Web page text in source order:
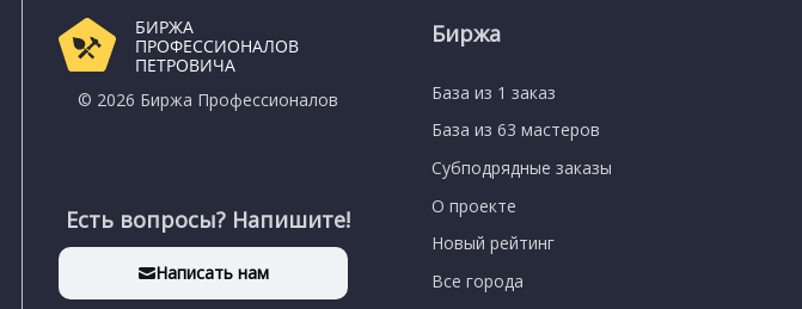
БИРЖА
ПРОФЕССИОНАЛОВ
ПЕТРОВИЧА
© 2026 Биржа Профессионалов
Есть вопросы? Напишите!
Написать нам
Биржа
База из 1 заказ
База из 63 мастеров
Субподрядные заказы
О проекте
Новый рейтинг
Все города